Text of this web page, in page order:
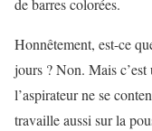
de barres colorées.
Honnêtement, est-ce
jours ? Non. Mais
l’aspirateur ne se
travaille aussi sur la